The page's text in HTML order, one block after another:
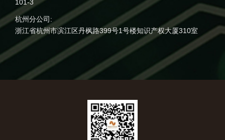
101-3
杭州分公司:
浙江省杭州市滨江区丹枫路399号1号楼知识产权大厦310室